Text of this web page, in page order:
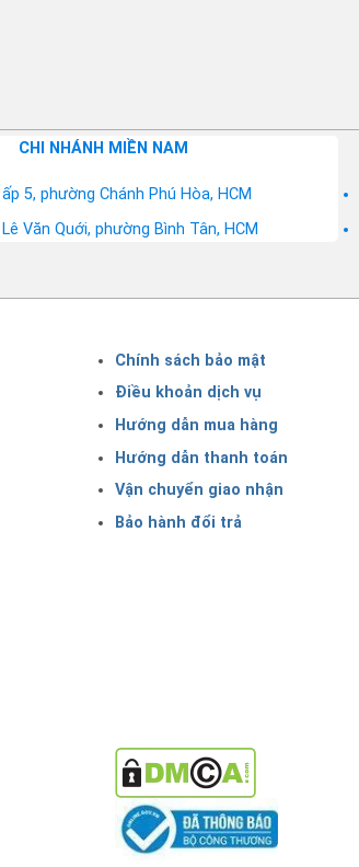
CHI NHÁNH MIỀN NAM
ấp 5, phường Chánh Phú Hòa, HCM
Văn Quới, phường Bình Tân, HCM
Chính sách bảo mật
Điều khoản dịch vụ
Hướng dẫn mua hàng
Hướng dẫn thanh toán
Vận chuyển giao nhận
Bảo hành đổi trả